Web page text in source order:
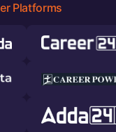
Platforms